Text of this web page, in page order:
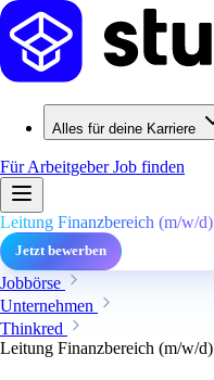
Alles für deine Karriere
Für ArbeitgeberJob finden
Leitung Finanzbereich (m/w/d)
Jetzt bewerben
Jobbörse
Unternehmen
Thinkred
Leitung Finanzbereich (m/w/d)